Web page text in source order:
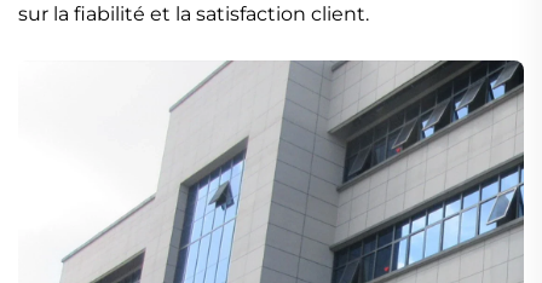
sur la fiabilité et la satisfaction client.